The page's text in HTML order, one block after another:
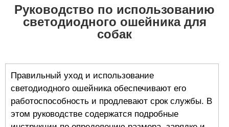
Руководство по использованию
светодиодного ошейника для
собак
Правильный уход и использование
светодиодного ошейника обеспечивают его
работоспособность и продлевают срок службы. В
этом руководстве содержатся подробные